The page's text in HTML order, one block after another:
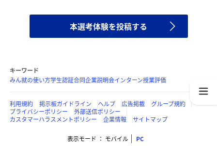
本選考体験を投稿する
キーワード
みん就の使い方学生認証合同企業説明会インターン授業評価
利用規約 掲示板ガイドライン ヘルプ 広告掲載
グループ規約
プライバシーポリシー
外部送信ポリシー
カスタマーハラスメントポリシー
企業情報 サイトマップ
表示モード モバイル PC